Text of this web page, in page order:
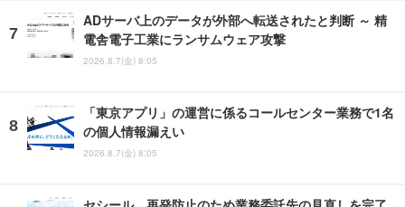
ADサーバ上のデータが外部へ転送されたと判断 ～ 精
電舎電子工業にランサムウェア攻撃
2026.8.7(金) 8:05
「東京アプリ」の運営に係るコールセンター業務で1名
の個人情報漏えい
2026.8.7(金) 8:05